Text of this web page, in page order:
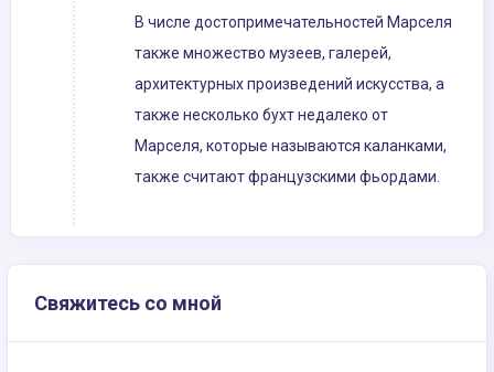
В числе достопримечательностей Марселя
также множество музеев, галерей,
архитектурных произведений искусства, а
также несколько бухт недалеко от
Марселя, которые называются каланками,
также считают французскими фьордами.
Свяжитесь со мной